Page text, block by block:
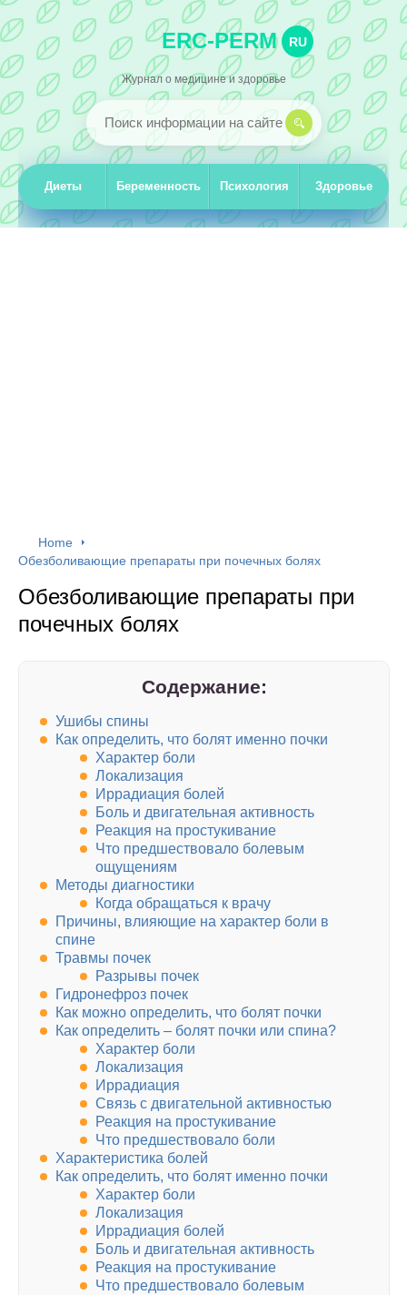
ERC-PERM RU
Журнал о медицине и здоровье
Диеты Беременность Психология Здоровье
Home
Обезболивающие препараты при почечных болях
Обезболивающие препараты при
почечных болях
Содержание:
Ушибы спины
Как определить, что болят именно почки
Характер боли
Локализация
Иррадиация болей
Боль и двигательная активность
Реакция на простукивание
Что предшествовало болевым
ощущениям
Методы диагностики
Когда обращаться к врачу
Причины, влияющие на характер боли в
спине
Травмы почек
Разрывы почек
Гидронефроз почек
Как можно определить, что болят почки
Как определить – болят почки или спина?
Характер боли
Локализация
Иррадиация
Связь с двигательной активностью
Реакция на простукивание
Что предшествовало боли
Характеристика болей
Как определить, что болят именно почки
Характер боли
Локализация
Иррадиация болей
Боль и двигательная активность
Реакция на простукивание
Что предшествовало болевым